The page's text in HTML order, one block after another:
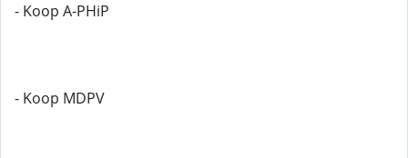
- Koop A-PHiP
- Koop MDPV